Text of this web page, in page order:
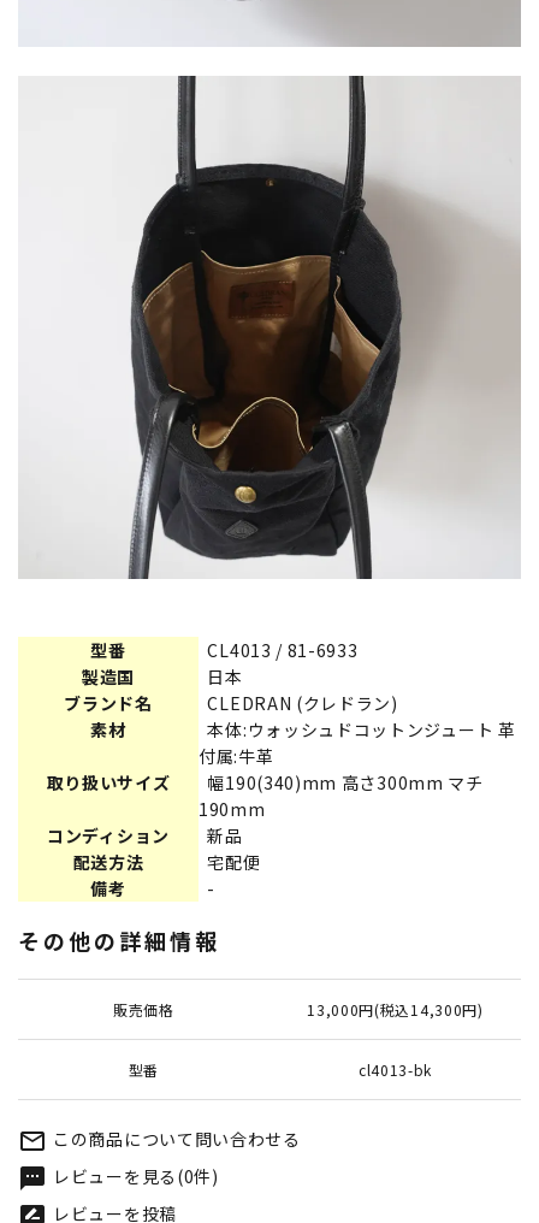
型番
CL4013 / 81-6933
製造国
日本
ブランド名
CLEDRAN (クレドラン)
素材
本体:ウォッシュドコットンジュート 革
付属:牛革
取り扱いサイズ
幅190(340)mm 高さ300mm マチ
190mm
コンディション
新品
配送方法
宅配便
備考
-
その他の詳細情報
販売価格 13,000円(税込14,300円)
型番 cl4013-bk
mail_outline この商品について問い合わせる
textsms レビューを見る(0件)
rate_review レビューを投稿